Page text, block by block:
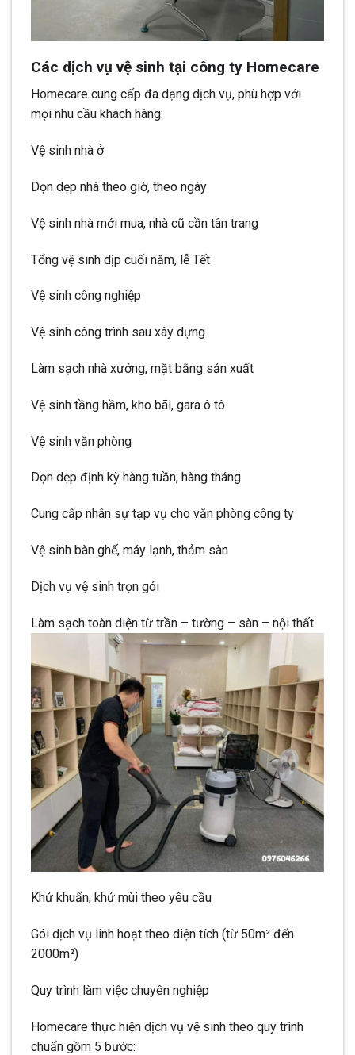
Các dịch vụ vệ sinh tại công ty Homecare
Homecare cung cấp đa dạng dịch vụ, phù hợp với
mọi nhu cầu khách hàng:
Vệ sinh nhà ở
Dọn dẹp nhà theo giờ, theo ngày
Vệ sinh nhà mới mua, nhà cũ cần tân trang
Tổng vệ sinh dịp cuối năm, lễ Tết
Vệ sinh công nghiệp
Vệ sinh công trình sau xây dựng
Làm sạch nhà xưởng, mặt bằng sản xuất
Vệ sinh tầng hầm, kho bãi, gara ô tô
Vệ sinh văn phòng
Dọn dẹp định kỳ hàng tuần, hàng tháng
Cung cấp nhân sự tạp vụ cho văn phòng công ty
Vệ sinh bàn ghế, máy lạnh, thảm sàn
Dịch vụ vệ sinh trọn gói
Làm sạch toàn diện từ trần – tường – sàn – nội thất
Khử khuẩn, khử mùi theo yêu cầu
Gói dịch vụ linh hoạt theo diện tích (từ 50m² đến
2000m²)
Quy trình làm việc chuyên nghiệp
Homecare thực hiện dịch vụ vệ sinh theo quy trình
chuẩn gồm 5 bước: